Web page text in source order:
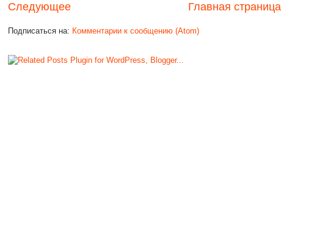
Следующее Главная страница
Подписаться на: Комментарии к сообщению (Atom)